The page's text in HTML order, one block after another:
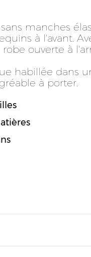
manches
à l'avant.
ouverte à
habillée dans
à porter.